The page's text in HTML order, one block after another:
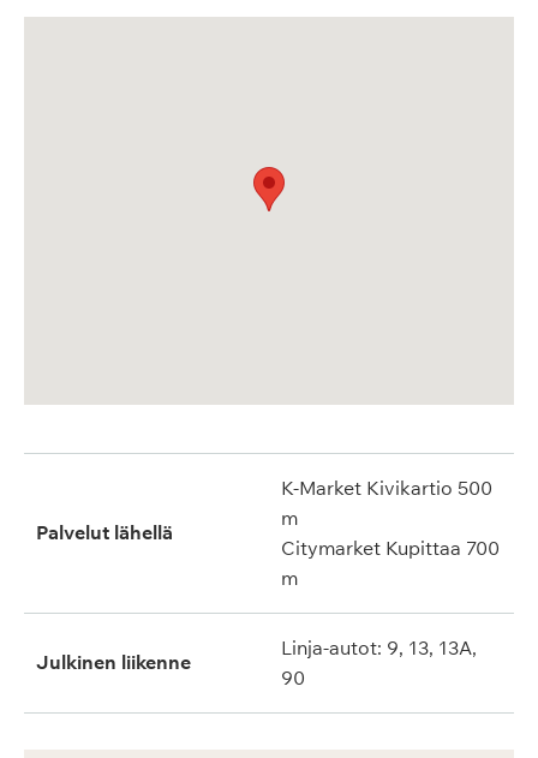
Palvelut lähellä
K-Market Kivikartio 500
m
Citymarket Kupittaa 700
m
Julkinen liikenne
Linja-autot: 9, 13, 13A,
90